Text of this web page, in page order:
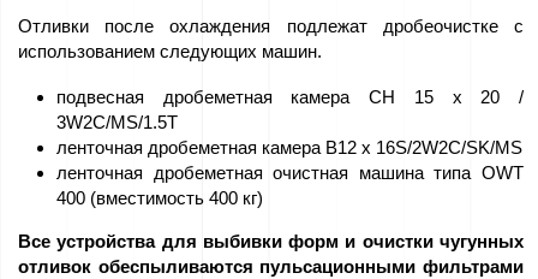
Технологии
продукты
Работа
Подавайте
Отливки после охлаждения подлежат дробеочистке с
использованием следующих машин.
подвесная дробеметная камера CH 15 х 20 /
3W2C/MS/1.5T
ленточная дробеметная камера B12 х 16S/2W2C/SK/MS
ленточная дробеметная очистная машина типа OWT
400 (вместимость 400 кг)
Все устройства для выбивки форм и очистки чугунных
отливок обеспыливаются пульсационными фильтрами